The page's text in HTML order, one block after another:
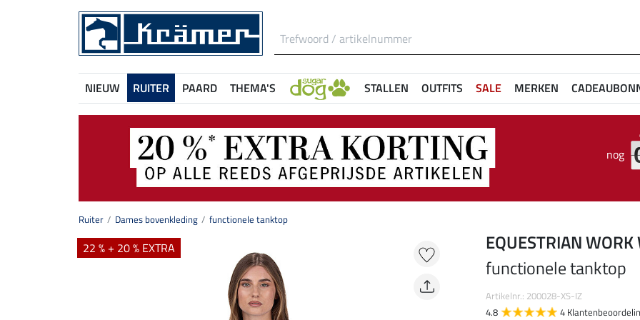
NIEUW RUITER PAARD THEMA'S STALLEN OUTFITS SALE MERKEN
nog
Ruiter Dames bovenkleding functionele tanktop
22 % + 20 % EXTRA
EQUESTRIAN WORK
functionele tanktop
Artikelnr.: 200028-XS-IZ
4.8
4